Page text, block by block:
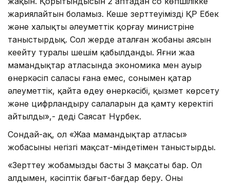
жариялайтын боламыз. Кеше зерттеуімізді ҚР Еңбек
және халықты әлеуметтік қорғау министріне
таныстырдық. Сол жерде аталған жобаның аясын
кеңейту туралы шешім қабылданды. Яғни жаңа
мамандықтар атласында экономика мен ауыр
өнеркәсіп саласы ғана емес, сонымен қатар
әлеуметтік, қайта өңдеу өнеркәсібі, қызмет көрсету
және цифрландыру салаларын да қамту керектігі
айтылды»,- деді Саясат Нұрбек.
Сондай-ақ, ол «Жаңа мамандықтар атласы»
жобасының негізгі мақсат-міндетімен таныстырды.
«Зерттеу жобамыздың басты 3 мақсаты бар. Ол
алдымен, кәсіптік бағыт-бағдар беру. Оның